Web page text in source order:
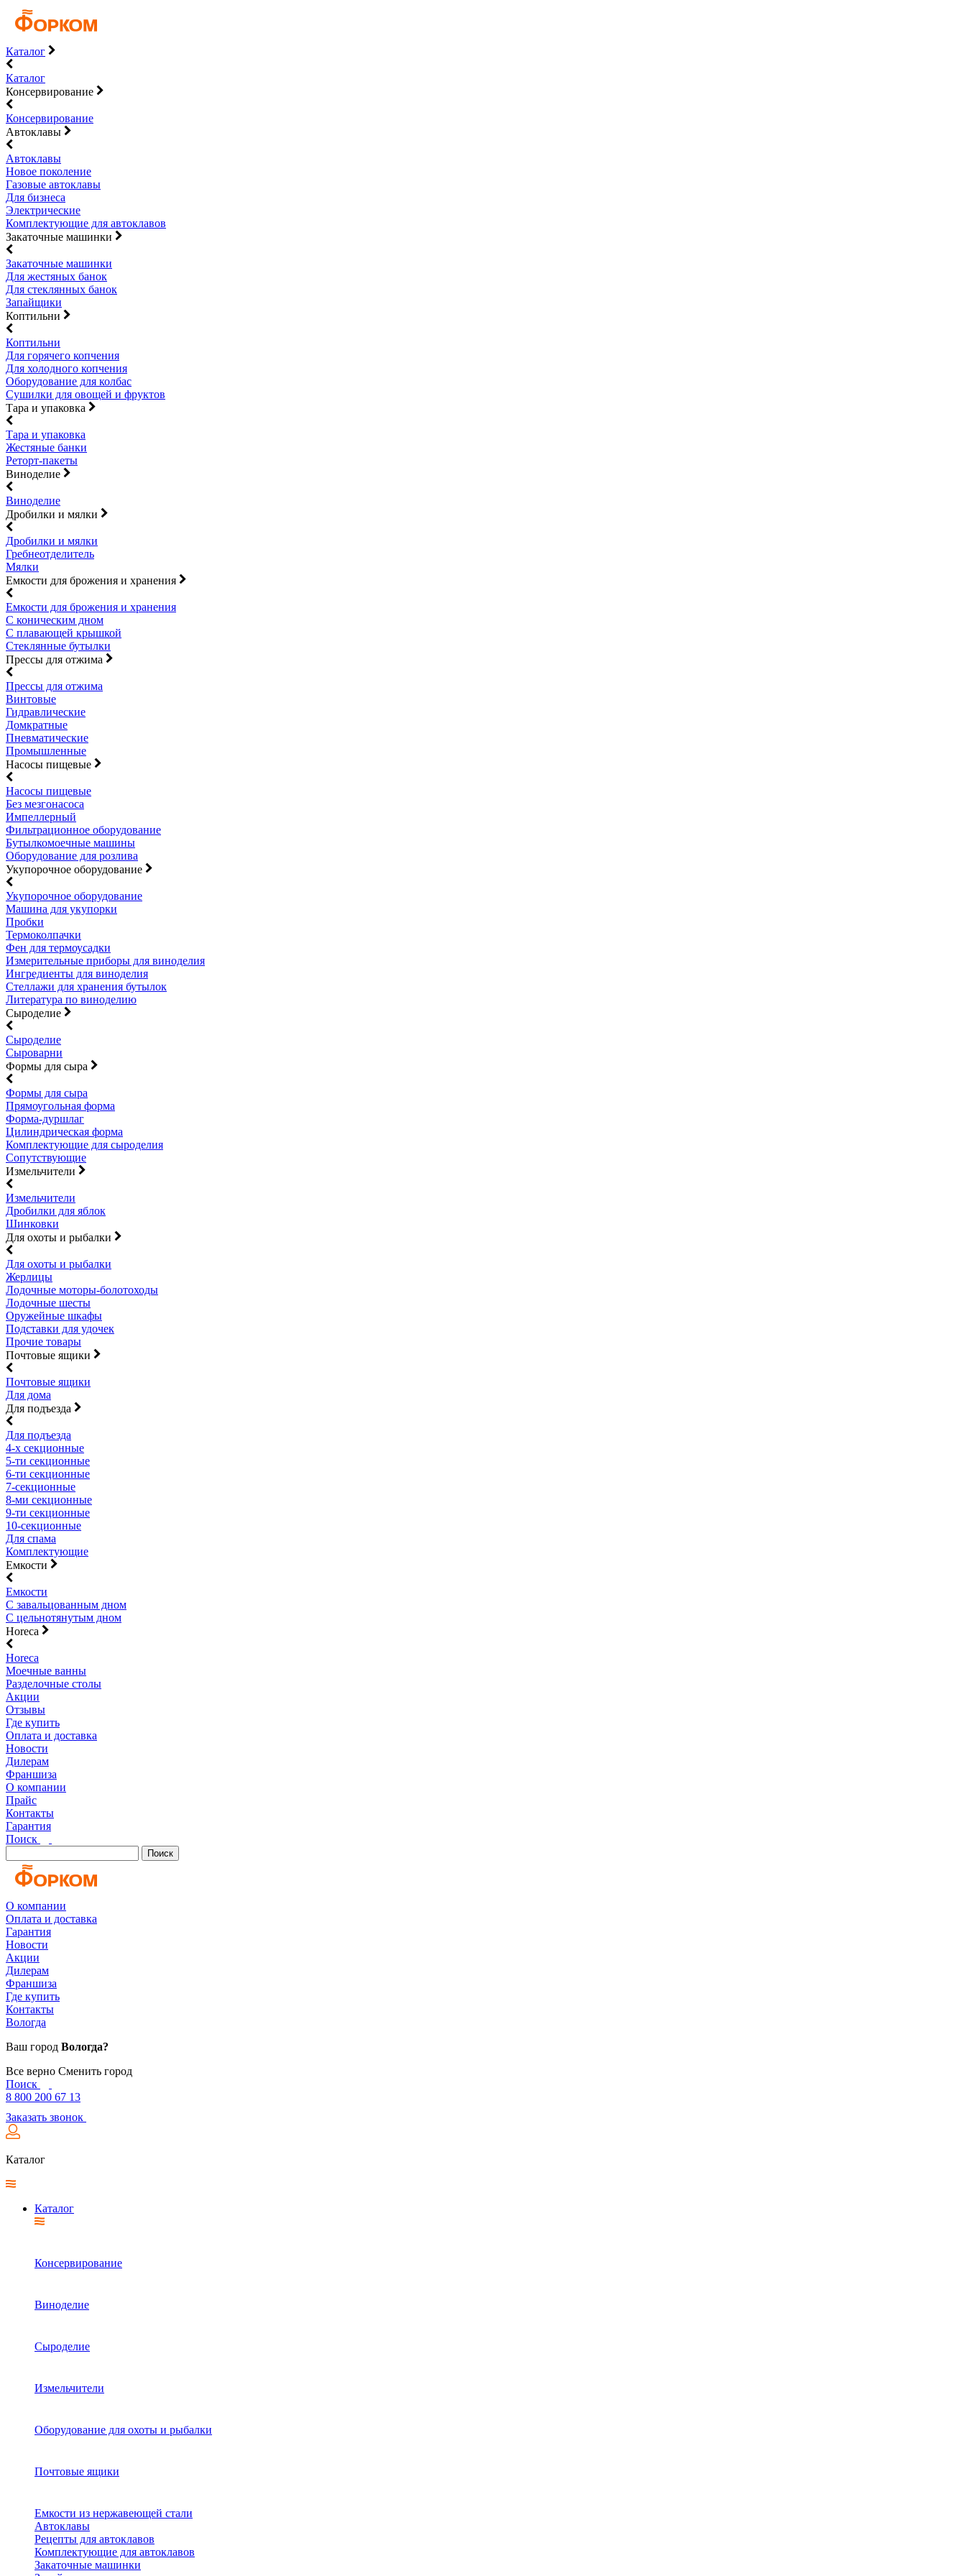
Каталог
Каталог
Консервирование
Консервирование
Автоклавы
Автоклавы
Новое поколение
Газовые автоклавы
Для бизнеса
Электрические
Комплектующие для автоклавов
Закаточные машинки
Закаточные машинки
Для жестяных банок
Для стеклянных банок
Запайщики
Коптильни
Коптильни
Для горячего копчения
Для холодного копчения
Оборудование для колбас
Сушилки для овощей и фруктов
Тара и упаковка
Тара и упаковка
Жестяные банки
Реторт-пакеты
Виноделие
Виноделие
Дробилки и мялки
Дробилки и мялки
Гребнеотделитель
Мялки
Емкости для брожения и хранения
Емкости для брожения и хранения
С коническим дном
С плавающей крышкой
Стеклянные бутылки
Прессы для отжима
Прессы для отжима
Винтовые
Гидравлические
Домкратные
Пневматические
Промышленные
Насосы пищевые
Насосы пищевые
Без мезгонасоса
Импеллерный
Фильтрационное оборудование
Бутылкомоечные машины
Оборудование для розлива
Укупорочное оборудование
Укупорочное оборудование
Машина для укупорки
Пробки
Термоколпачки
Фен для термоусадки
Измерительные приборы для виноделия
Ингредиенты для виноделия
Стеллажи для хранения бутылок
Литература по виноделию
Сыроделие
Сыроделие
Сыроварни
Формы для сыра
Формы для сыра
Прямоугольная форма
Форма-дуршлаг
Цилиндрическая форма
Комплектующие для сыроделия
Сопутствующие
Измельчители
Измельчители
Дробилки для яблок
Шинковки
Для охоты и рыбалки
Для охоты и рыбалки
Жерлицы
Лодочные моторы-болотоходы
Лодочные шесты
Оружейные шкафы
Подставки для удочек
Прочие товары
Почтовые ящики
Почтовые ящики
Для дома
Для подъезда
Для подъезда
4-х секционные
5-ти секционные
6-ти секционные
7-секционные
8-ми секционные
9-ти секционные
10-секционные
Для спама
Комплектующие
Емкости
Емкости
С завальцованным дном
С цельнотянутым дном
Horeca
Horeca
Моечные ванны
Разделочные столы
Акции
Отзывы
Где купить
Оплата и доставка
Новости
Дилерам
Франшиза
О компании
Прайс
Контакты
Гарантия
Поиск
Поиск
О компании
Оплата и доставка
Гарантия
Новости
Акции
Дилерам
Франшиза
Где купить
Контакты
Вологда
Ваш город Вологда?
Все верно Сменить город
Поиск
8 800 200 67 13
Заказать звонок
Каталог
Каталог
Консервирование
Виноделие
Сыроделие
Измельчители
Оборудование для охоты и рыбалки
Почтовые ящики
Емкости из нержавеющей стали
Автоклавы
Рецепты для автоклавов
Комплектующие для автоклавов
Закаточные машинки